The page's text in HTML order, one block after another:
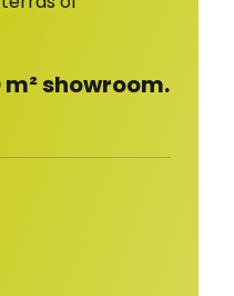
XL
m² showroom.